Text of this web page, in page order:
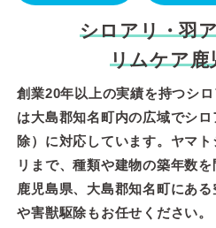
シロアリ・羽
リムケア鹿
創業20年以上の実績を持つシ
は大島郡知名町内の広域でシ
除）に対応しています。ヤマ
リまで、種類や建物の築年数を
鹿児島県、大島郡知名町にあ
や害獣駆除もお任せください。